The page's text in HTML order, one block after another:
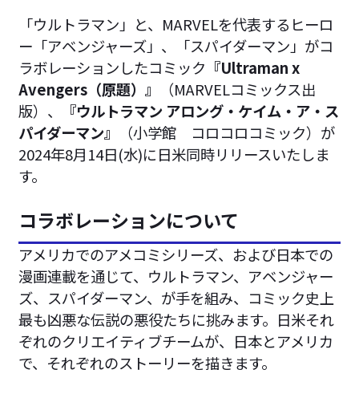
「ウルトラマン」と、MARVELを代表するヒーロ
ー「アベンジャーズ」、「スパイダーマン」がコ
ラボレーションしたコミック 『Ultraman x
Avengers（原題）』
（MARVELコミックス出
版）、
『ウルトラマン アロング・ケイム・ア・ス
パイダーマン』
（小学館 コロコロコミック）が
2024年8月14日(水)に日米同時リリースいたしま
す。
コラボレーションについて
アメリカでのアメコミシリーズ、および日本での
漫画連載を通じて、ウルトラマン、アベンジャー
ズ、スパイダーマン、が手を組み、コミック史上
最も凶悪な伝説の悪役たちに挑みます。日米それ
ぞれのクリエイティブチームが、日本とアメリカ
で、それぞれのストーリーを描きます。